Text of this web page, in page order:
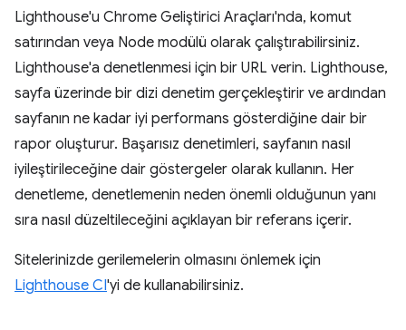
Lighthouse'u Chrome Geliştirici Araçları'nda, komut
satırından veya Node modülü olarak çalıştırabilirsiniz.
Lighthouse'a denetlenmesi için bir URL verin. Lighthouse,
sayfa üzerinde bir dizi denetim gerçekleştirir ve ardından
sayfanın ne kadar iyi performans gösterdiğine dair bir
rapor oluşturur. Başarısız denetimleri, sayfanın nasıl
iyileştirileceğine dair göstergeler olarak kullanın. Her
denetleme, denetlemenin neden önemli olduğunun yanı
sıra nasıl düzeltileceğini açıklayan bir referans içerir.
Sitelerinizde gerilemelerin olmasını önlemek için
Lighthouse CI'yi de kullanabilirsiniz.